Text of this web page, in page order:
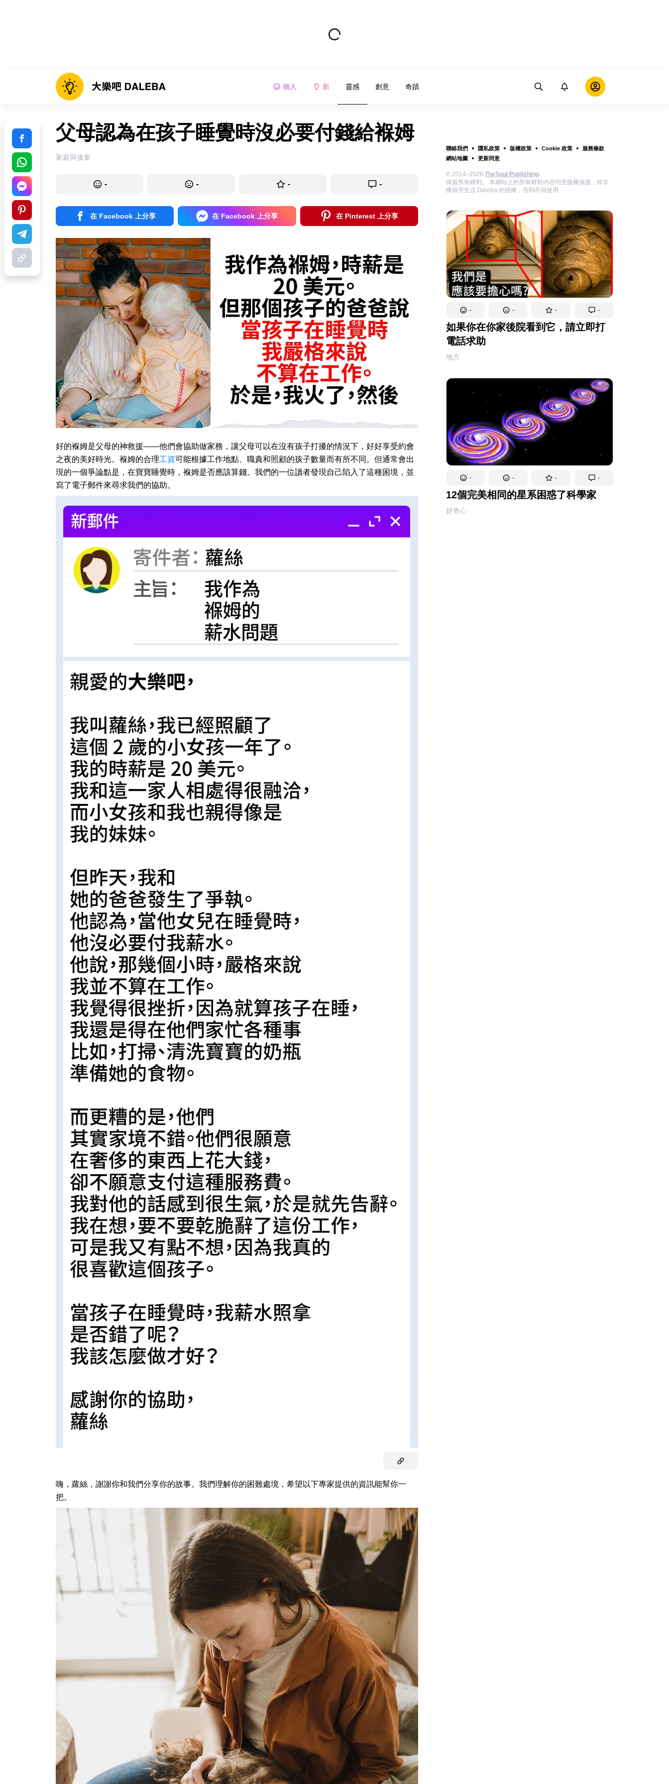
個人 新 靈感 創意 奇蹟
聯絡我們 隱私政策 版權政策 Cookie 政策
服務條款
網站地圖
更新同意
© 2014–2026 TheSoul Publishing.
保留所有權利。 本網站上的所有材料內容均受版權保護，除非
獲得亮生活 Daleba 的授權，否則不得使用
- - - -
如果你在你家後院看到它，請立即打
電話求助
地方
- - - -
12個完美相同的星系困惑了科學家
好奇心
父母認為在孩子睡覺時沒必要付錢給褓姆
家庭與孩童
- - - -
在 Facebook 上分享 在 Facebook 上分享 在 Pinterest 上分享
好的褓姆是父母的神救援——他們會協助做家務，讓父母可以在沒有孩子打擾的情況下，好好享受約會
之夜的美好時光。褓姆的合理工資可能根據工作地點、職責和照顧的孩子數量而有所不同。但通常會出
現的一個爭論點是，在寶寶睡覺時，褓姆是否應該算錢。我們的一位讀者發現自己陷入了這種困境，並
寫了電子郵件來尋求我們的協助。
嗨，蘿絲，謝謝你和我們分享你的故事。我們理解你的困難處境，希望以下專家提供的資訊能幫你一
把。